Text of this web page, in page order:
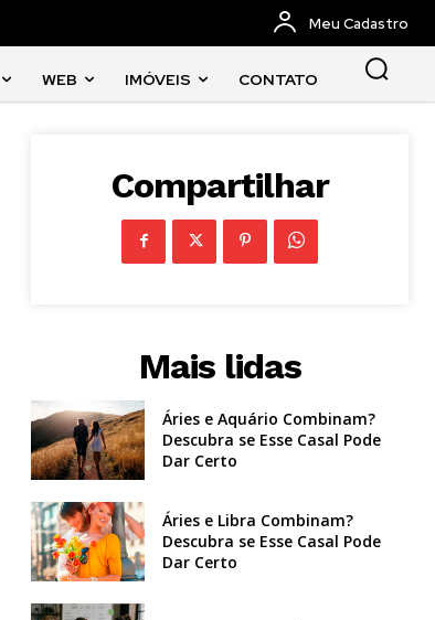
Meu Cadastro
WEB IMÓVEIS CONTATO
Compartilhar
Mais lidas
Áries e Aquário Combinam?
Descubra se Esse Casal Pode
Dar Certo
Áries e Libra Combinam?
Descubra se Esse Casal Pode
Dar Certo